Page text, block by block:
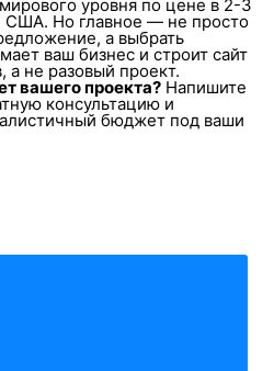
уровня по цене в 2-3
США. Но главное — не просто
а выбрать
ваш бизнес и строит сайт
а не разовый проект.
вашего проекта?Напишите
консультацию и
бюджет под ваши